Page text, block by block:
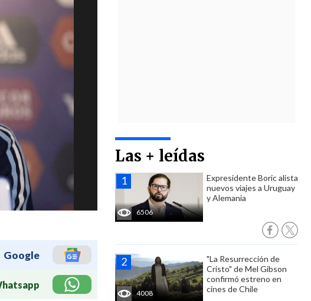
Google
Las + leídas
6506
Expresidente Boric alista
nuevos viajes a Uruguay
y Alemania
4008
"La Resurrección de
Cristo" de Mel Gibson
confirmó estreno en
cines de Chile